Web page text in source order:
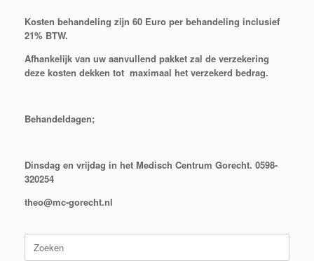
Kosten behandeling zijn 60 Euro per behandeling inclusief
21% BTW.
Afhankelijk van uw aanvullend pakket zal de verzekering
deze kosten dekken tot maximaal het verzekerd bedrag.
Behandeldagen;
Dinsdag en vrijdag in het Medisch Centrum Gorecht. 0598-
320254
theo@mc-gorecht.nl
Zoeken
naar: